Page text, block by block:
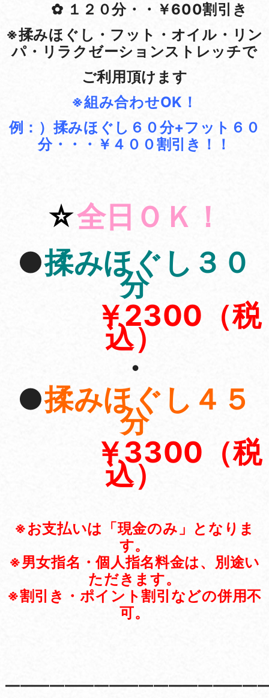
✿ １２０分・・￥600割引き
※揉みほぐし・フット・オイル・リン
パ・リラクゼーションストレッチで
ご利用頂けます
※組み合わせOK！
例：）揉みほぐし６０分+フット６０
分・・・￥４００割引き！！
☆全日ＯＫ！
●揉みほぐし３０
分
￥2300（税
込）
・
●揉みほぐし４５
分
￥3300（税
込）
※お支払いは「現金のみ」となりま
す。
※男女指名・個人指名料金は、別途い
ただきます。
※割引き・ポイント割引などの併用不
可。